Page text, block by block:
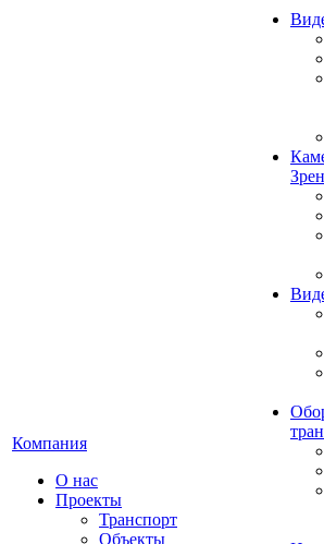
Компания
О нас
Проекты
Транспорт
Объекты